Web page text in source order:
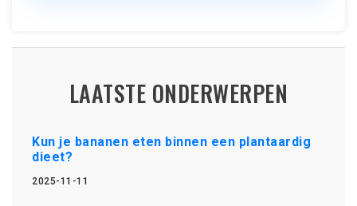
LAATSTE ONDERWERPEN
Kun je bananen eten binnen een plantaardig
dieet?
2025-11-11